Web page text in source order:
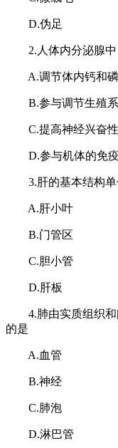
D.伪足
2.人体内分泌腺中
A.调节体内钙和磷
B.参与调节生殖系
C.提高神经兴奋性
D.参与机体的免疫
3.肝的基本结构单
A.肝小叶
B.门管区
C.胆小管
D.肝板
4.肺由实质组织和
的是
A.血管
B.神经
C.肺泡
D.淋巴管